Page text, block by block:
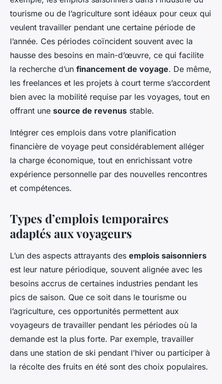
tourisme ou de l’agriculture sont idéaux pour ceux qui
veulent travailler pendant une certaine période de
l’année. Ces périodes coïncident souvent avec la
hausse des besoins en main-d’œuvre, ce qui facilite
la recherche d’un financement de voyage. De même,
les freelances et les projets à court terme s’accordent
bien avec la mobilité requise par les voyages, tout en
offrant une source de revenus stable.
Intégrer ces emplois dans votre planification
financière de voyage peut considérablement alléger
la charge économique, tout en enrichissant votre
expérience personnelle par des nouvelles rencontres
et compétences.
Types d’emplois temporaires
adaptés aux voyageurs
L’un des aspects attrayants des emplois saisonniers
est leur nature périodique, souvent alignée avec les
besoins accrus de certaines industries pendant les
pics de saison. Que ce soit dans le tourisme ou
l’agriculture, ces opportunités permettent aux
voyageurs de travailler pendant les périodes où la
demande est la plus forte. Par exemple, travailler
dans une station de ski pendant l’hiver ou participer à
la récolte des fruits en été sont des choix populaires.